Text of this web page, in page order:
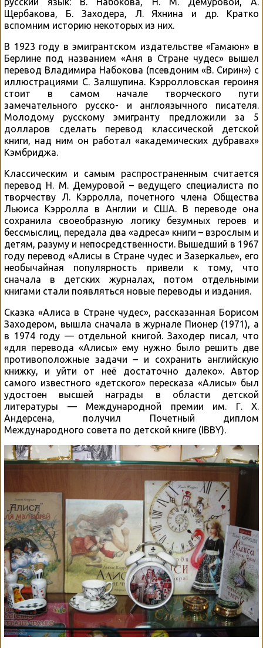
Щербакова, Б. Заходера, Л. Яхнина и др. Кратко
вспомним историю некоторых из них.
В 1923 году в эмигрантском издательстве «Гамаюн» в
Берлине под названием «Аня в Стране чудес» вышел
перевод Владимира Набокова (псевдоним «В. Сирин») с
иллюстрациями С. Залшупина. Кэрролловская героиня
стоит в самом начале творческого пути
замечательного русско- и англоязычного писателя.
Молодому русскому эмигранту предложили за 5
долларов сделать перевод классической детской
книги, над ним он работал «академических дубравах»
Кэмбриджа.
Классическим и самым распространенным считается
перевод Н. М. Демуровой – ведущего специалиста по
творчеству Л. Кэрролла, почетного члена Общества
Льюиса Кэрролла в Англии и США. В переводе она
сохранила своеобразную логику безумных героев и
бессмыслиц, передала два «адреса» книги – взрослым и
детям, разуму и непосредственности. Вышедший в 1967
году перевод «Алисы в Стране чудес и Зазеркалье», его
необычайная популярность привели к тому, что
сначала в детских журналах, потом отдельными
книгами стали появляться новые переводы и издания.
Сказка «Алиса в Стране чудес», рассказанная Борисом
Заходером, вышла сначала в журнале Пионер (1971), а
в 1974 году — отдельной книгой. Заходер писал, что
«для перевода «Алисы» ему нужно было решить две
противоположные задачи – и сохранить английскую
книжку, и уйти от неё достаточно далеко». Автор
самого известного «детского» пересказа «Алисы» был
удостоен высшей награды в области детской
литературы — Международной премии им. Г. Х.
Андерсена, получил Почетный диплом
Международного совета по детской книге (IBBY).